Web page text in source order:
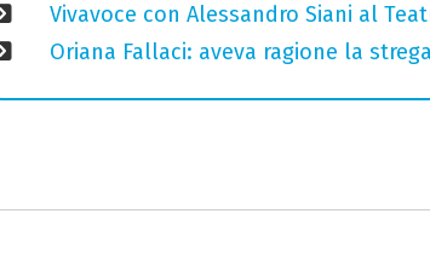
Vivavoce con Alessandro Siani al
Oriana Fallaci: aveva ragione la